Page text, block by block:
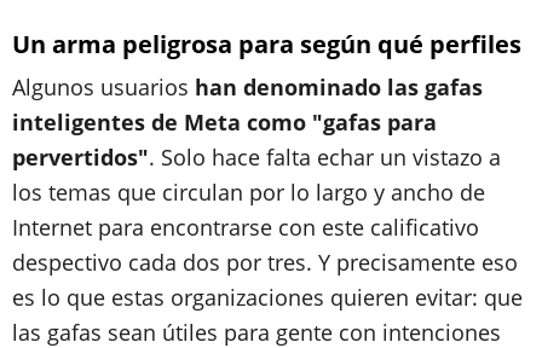
Un arma peligrosa para según qué perfiles
Algunos usuarios han denominado las gafas
inteligentes de Meta como "gafas para
pervertidos". Solo hace falta echar un vistazo a
los temas que circulan por lo largo y ancho de
Internet para encontrarse con este calificativo
despectivo cada dos por tres. Y precisamente eso
es lo que estas organizaciones quieren evitar: que
las gafas sean útiles para gente con intenciones